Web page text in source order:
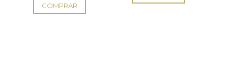
COMPRAR